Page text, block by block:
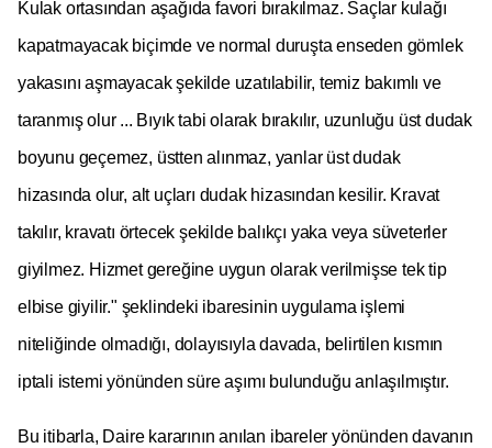
Kulak ortasından aşağıda favori bırakılmaz. Saçlar kulağı
kapatmayacak biçimde ve normal duruşta enseden gömlek
yakasını aşmayacak şekilde uzatılabilir, temiz bakımlı ve
taranmış olur ... Bıyık tabi olarak bırakılır, uzunluğu üst dudak
boyunu geçemez, üstten alınmaz, yanlar üst dudak
hizasında olur, alt uçları dudak hizasından kesilir. Kravat
takılır, kravatı örtecek şekilde balıkçı yaka veya süveterler
giyilmez. Hizmet gereğine uygun olarak verilmişse tek tip
elbise giyilir." şeklindeki ibaresinin uygulama işlemi
niteliğinde olmadığı, dolayısıyla davada, belirtilen kısmın
iptali istemi yönünden süre aşımı bulunduğu anlaşılmıştır.
Bu itibarla, Daire kararının anılan ibareler yönünden davanın